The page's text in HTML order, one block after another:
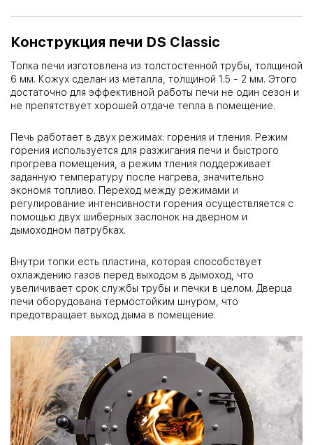
Конструкция печи DS Classic
Топка печи изготовлена из толстостенной трубы, толщиной
6 мм. Кожух сделан из металла, толщиной 1.5 - 2 мм. Этого
достаточно для эффективной работы печи не один сезон и
не препятствует хорошей отдаче тепла в помещение.
Печь работает в двух режимах: горения и тления. Режим
горения используется для разжигания печи и быстрого
прогрева помещения, а режим тления поддерживает
заданную температуру после нагрева, значительно
экономя топливо. Переход между режимами и
регулирование интенсивности горения осуществляется с
помощью двух шиберных заслонок на дверном и
дымоходном патрубках.
Внутри топки есть пластина, которая способствует
охлаждению газов перед выходом в дымоход, что
увеличивает срок службы трубы и печки в целом. Дверца
печи оборудована термостойким шнуром, что
предотвращает выход дыма в помещение.